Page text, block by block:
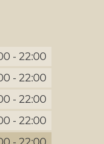
- 22:00
- 22:00
- 22:00
- 22:00